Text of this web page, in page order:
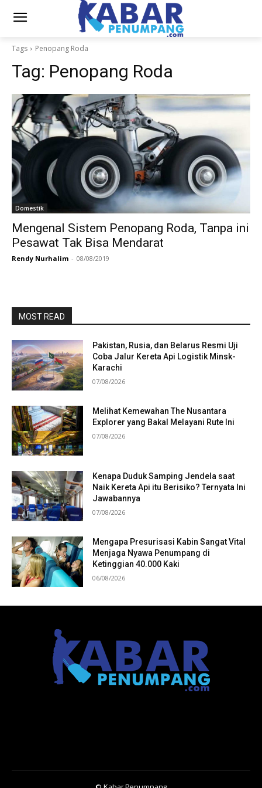
Tags Penopang Roda
Tag: Penopang Roda
Domestik
Mengenal Sistem Penopang Roda, Tanpa ini
Pesawat Tak Bisa Mendarat
Rendy Nurhalim - 08/08/2019
MOST READ
Pakistan, Rusia, dan Belarus Resmi Uji
Coba Jalur Kereta Api Logistik Minsk-
Karachi
07/08/2026
Melihat Kemewahan The Nusantara
Explorer yang Bakal Melayani Rute Ini
07/08/2026
Kenapa Duduk Samping Jendela saat
Naik Kereta Api itu Berisiko? Ternyata Ini
Jawabannya
07/08/2026
Mengapa Presurisasi Kabin Sangat Vital
Menjaga Nyawa Penumpang di
Ketinggian 40.000 Kaki
06/08/2026